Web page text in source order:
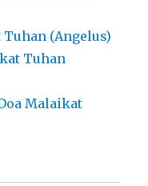
(Angelus)
Tuhan
Malaikat